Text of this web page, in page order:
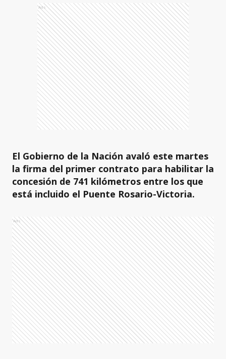
Ads
El Gobierno de la Nación avaló este martes
la firma del primer contrato para habilitar la
concesión de 741 kilómetros entre los que
está incluido el Puente Rosario-Victoria.
Ads